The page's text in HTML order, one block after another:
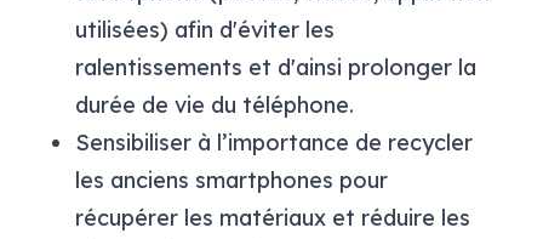
utilisées) afin d'éviter les
ralentissements et d'ainsi prolonger la
durée de vie du téléphone.
Sensibiliser à l’importance de recycler
les anciens smartphones pour
récupérer les matériaux et réduire les